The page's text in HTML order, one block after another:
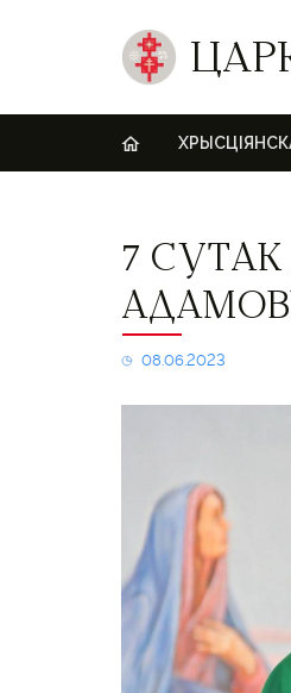
7
сутак
арышту
ў
ксяндза
Вячаслава
7
08.06.2023